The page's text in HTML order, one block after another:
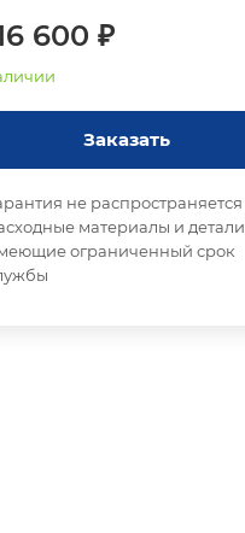
600 ₽
Заказать
не
материалы и детали,
ограниченный срок